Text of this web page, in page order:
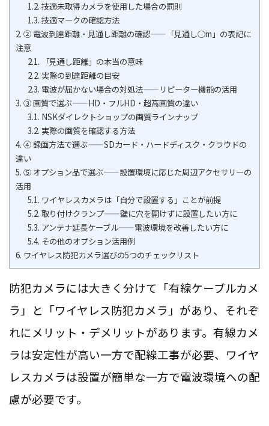
1.2. 技適未取得カメラを使用した場合の罰則
1.3. 技適マークの確認方法
2. ② 電波到達距離・見通し距離の確認——「見通し○m」の表記に
注意
2.1. 「見通し距離」の本当の意味
2.2. 実際の到達距離の目安
2.3. 電波が届かない場合の対処法——リピーター機能の活用
3. ③ 画質で選ぶ——HD・フルHD・超高画質の違い
3.1. NSKダイレクトショップの画質ラインナップ
3.2. 実際の画質を確認する方法
4. ④ 録画方法で選ぶ——SDカード・ハードディスク・クラウドの
違い
5. ⑤ オプション品で選ぶ——設置環境に応じた周辺アクセサリーの
活用
5.1. ワイヤレスカメラは「自分で設置する」ことが前提
5.2. 取り付けクランプ——壁に穴を開けずに設置したい方に
5.3. アンテナ延長ケーブル——電波環境を改善したい方に
5.4. その他のオプション活用例
6. ワイヤレス防犯カメラ選びの5つのチェックリスト
防犯カメラには大きく分けて「有線ケーブルカメ
ラ」と「ワイヤレス防犯カメラ」があり、それぞ
れにメリット・デメリットがあります。有線カメ
ラは安定性が高い一方で配線工事が必要、ワイヤ
レスカメラは設置が簡単な一方で電波環境への配
慮が必要です。